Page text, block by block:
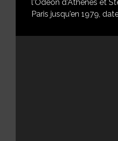
l'Odéon d'Athènes et
Paris jusqu'en 1979,